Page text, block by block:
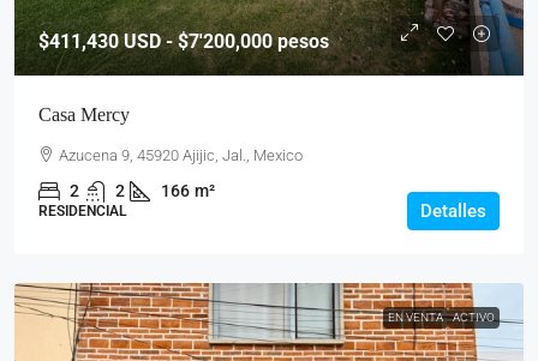
$411,430USD - $7'200,000 pesos
Casa Mercy
Azucena 9, 45920 Ajijic, Jal., Mexico
2 2 166 m²
RESIDENCIAL Detalles
EN VENTA ACTIVO